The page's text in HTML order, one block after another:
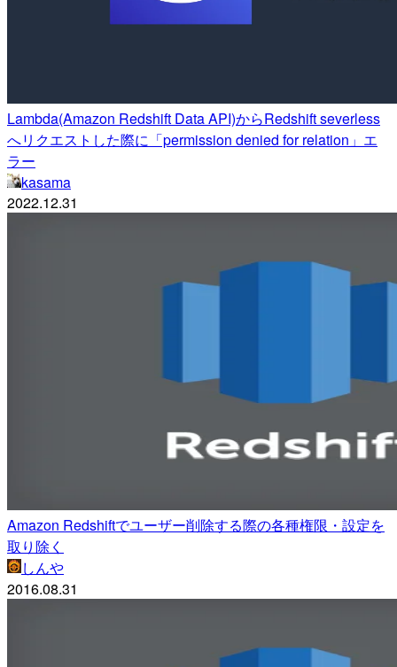
Lambda(Amazon Redshift Data API)からRedshift severless
へリクエストした際に「permission denied for relation」エ
ラー
kasama
2022.12.31
Amazon Redshiftでユーザー削除する際の各種権限・設定を
取り除く
しんや
2016.08.31